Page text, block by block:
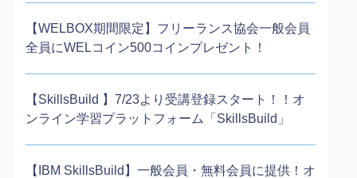
【WELBOX期間限定】フリーランス協会一般会員
全員にWELコイン500コインプレゼント！
【SkillsBuild 】7/23より受講登録スタート！！オ
ンライン学習プラットフォーム「SkillsBuild」
【IBM SkillsBuild】一般会員・無料会員に提供！オ